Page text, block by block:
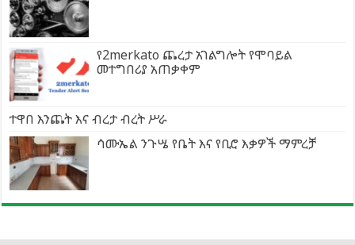
የ2merkato ጨረታ አገልግሎት የሞባይል
መተግበሪያ አጠቃቀም
ተዋበ እንጨት እና ብረታ ብረት ሥራ
ሳሙኤል ንጉሤ የቤት እና የቢሮ እቃዎች ማምረቻ